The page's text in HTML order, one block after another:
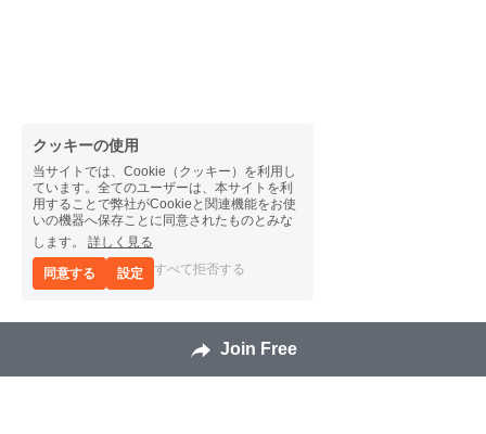
Join Free
クッキーの使用
当サイトでは、Cookie（クッキー）を利用し
ています。全てのユーザーは、本サイトを利
用することで弊社がCookieと関連機能をお使
いの機器へ保存ことに同意されたものとみな
します。
詳しく見る
同意する 設定 すべて拒否する